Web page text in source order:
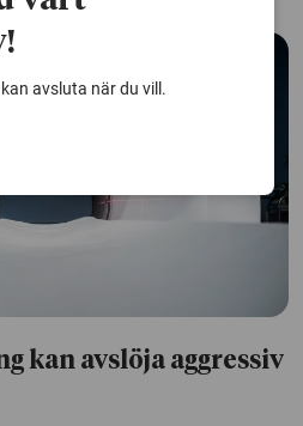
kan avslöja aggressiv
avsluta när du vill.